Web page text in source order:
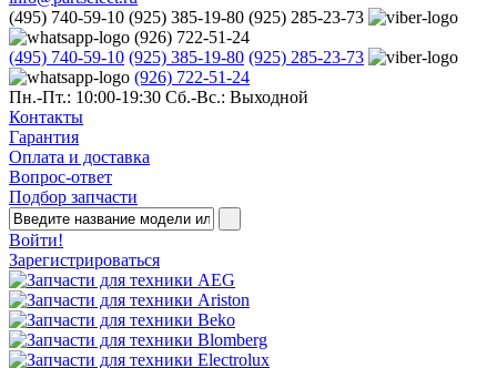
(495) 740-59-10 (925) 385-19-80 (925) 285-23-73
(926) 722-51-24
(495) 740-59-10 (925) 385-19-80 (925) 285-23-73
(926) 722-51-24
Пн.-Пт.: 10:00-19:30 Сб.-Вс.: Выходной
Контакты
Гарантия
Оплата и доставка
Вопрос-ответ
Подбор запчасти
Войти!
Зарегистрироваться